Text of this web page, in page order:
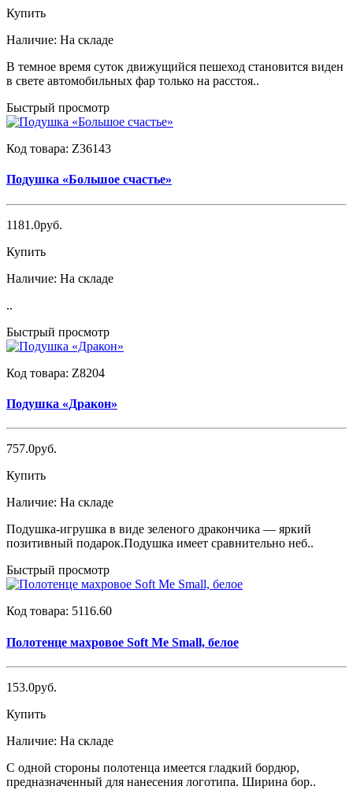
Купить
Наличие: На складе
В темное время суток движущийся пешеход становится виден
в свете автомобильных фар только на расстоя..
Быстрый просмотр
Код товара: Z36143
Подушка «Большое счастье»
1181.0руб.
Купить
Наличие: На складе
..
Быстрый просмотр
Код товара: Z8204
Подушка «Дракон»
757.0руб.
Купить
Наличие: На складе
Подушка-игрушка в виде зеленого дракончика — яркий
позитивный подарок.Подушка имеет сравнительно неб..
Быстрый просмотр
Код товара: 5116.60
Полотенце махровое Soft Me Small, белое
153.0руб.
Купить
Наличие: На складе
С одной стороны полотенца имеется гладкий бордюр,
предназначенный для нанесения логотипа. Ширина бор..